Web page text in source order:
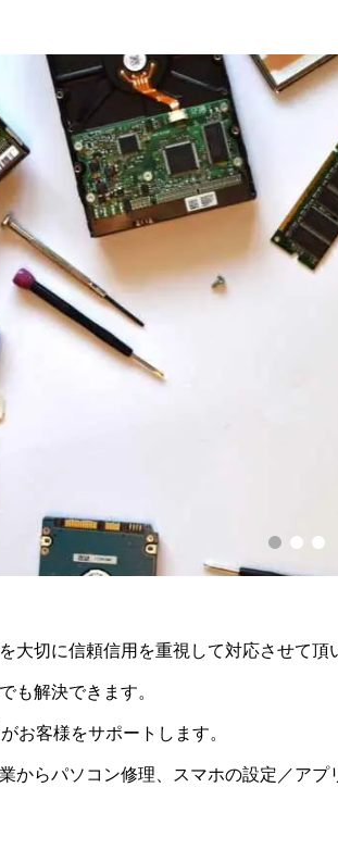
大切に信頼信用を重視して対応させて頂
も解決できます。
お客様をサポートします。
からパソコン修理、スマホの設定／ア